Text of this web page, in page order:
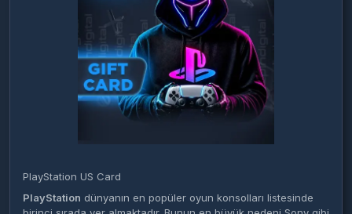
PlayStation US Card
PlayStation dünyanın en popüler oyun konsolları listesinde